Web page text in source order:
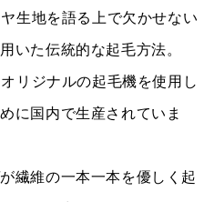
生地を語る上で欠かせない
いた伝統的な起毛方法。
リジナルの起毛機を使用し
に国内で生産されていま
繊維の一本一本を優しく起